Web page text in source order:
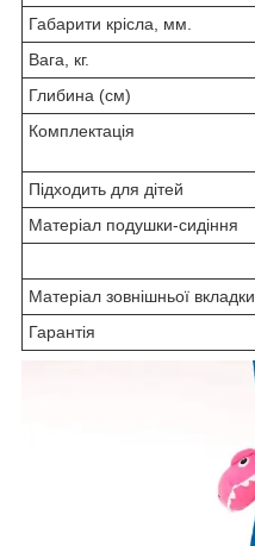
Габарити крісла, мм.
Вага, кг.
Глибина (см)
Комплектація
Підходить для дітей
Матеріал подушки-сидіння
Матеріал зовнішньої вкладки
Гарантія